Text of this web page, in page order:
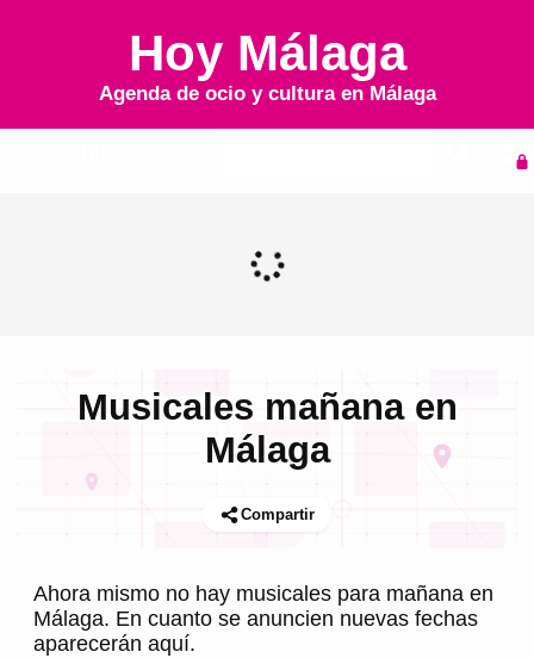
Hoy Málaga
Agenda de ocio y cultura en Málaga
Musicales mañana en
Málaga
Compartir
Ahora mismo no hay musicales para mañana en
Málaga. En cuanto se anuncien nuevas fechas
aparecerán aquí.